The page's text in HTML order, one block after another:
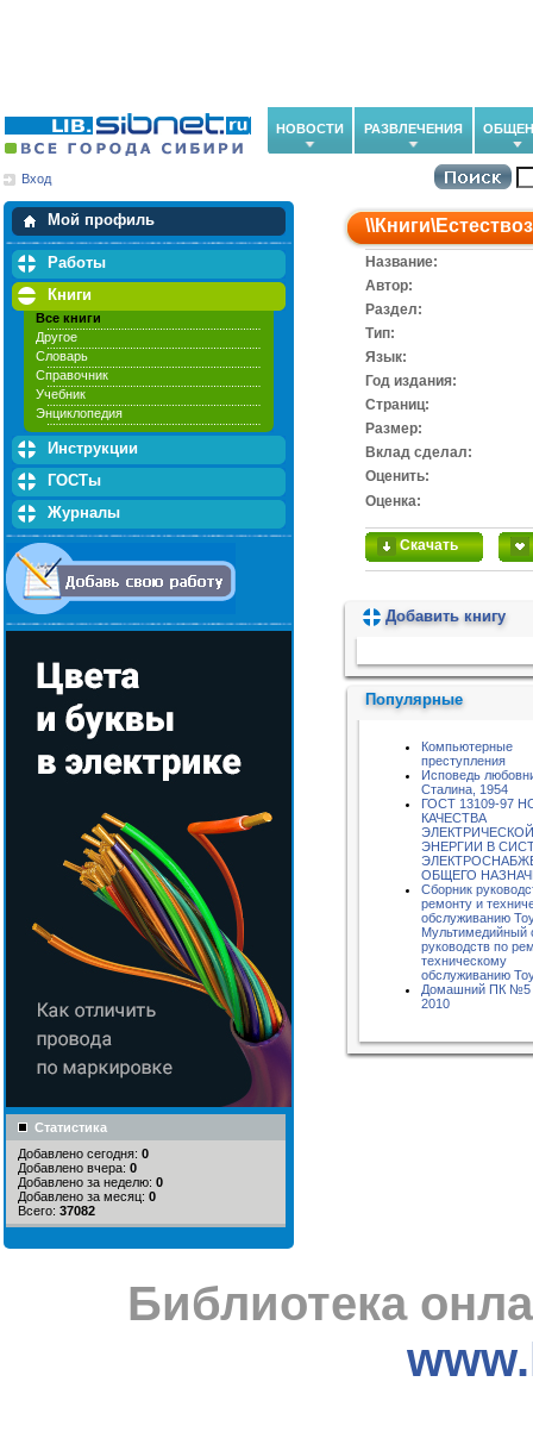
НОВОСТИ РАЗВЛЕЧЕНИЯ
Вход
Мой профиль
Мои закладки
Работы
Книги
Все книги
Другое
Словарь
Справочник
Учебник
Энциклопедия
Инструкции
ГОСТы
Журналы
Статистика
Добавлено сегодня: 0
Добавлено вчера: 0
Добавлено за неделю: 0
Добавлено за месяц: 0
Всего: 37082
\\Книги\
Название:
Автор:
Раздел:
Тип:
Язык:
Год издания:
Cтраниц:
Размер:
Вклад сделал:
Оценить:
Оценка:
Скачать
Добавить книгу
Популярные
Компьютерные
преступления
Исповедь
Сталина, 1954
ГОСТ 13109-97
КАЧЕСТВА
ЭЛЕКТРИЧЕСКОЙ
ЭНЕРГИИ В
ОБЩЕГО
Сборник
ремонту и
обслуживанию
Мультимедийный
руководств по
техническому
обслуживанию
Домашний ПК №5
2010
Библиотека